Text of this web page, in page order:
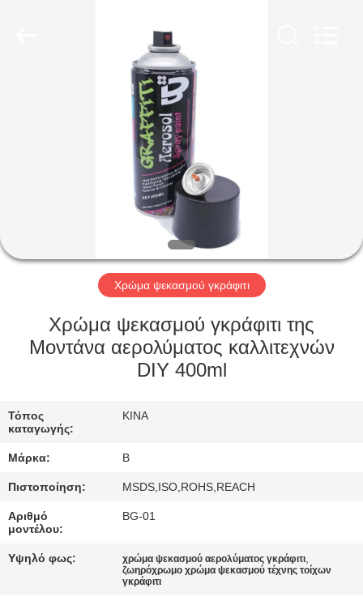
ΓΎΡΟΣ
ΕΡΓΟΣΤΑΣΊΩΝ
ΠΟΙΟΤΙΚΌΣ
ΜΑΣ
ΕΛΆΤΕ
ΕΠΑΦΉ
ΜΕ
Χρώμα ψεκασμού γκράφιτι
Χρώμα ψεκασμού γκράφιτι της
Μοντάνα αερολύματος καλλιτεχνών
DIY 400ml
Τόπος
καταγωγής:
ΚΙΝΑ
Μάρκα: B
Πιστοποίηση: MSDS,ISO,ROHS,REACH
Αριθμό
μοντέλου:
BG-01
Υψηλό φως: χρώμα ψεκασμού αερολύματος γκράφιτι,
ζωηρόχρωμο χρώμα ψεκασμού τέχνης τοίχων
γκράφιτι